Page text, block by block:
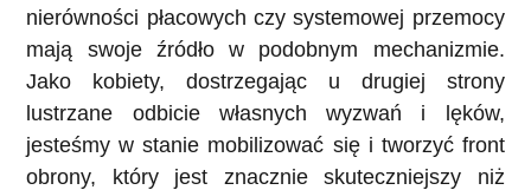
nierówności płacowych czy systemowej przemocy
mają swoje źródło w podobnym mechanizmie.
Jako kobiety, dostrzegając u drugiej strony
lustrzane odbicie własnych wyzwań i lęków,
jesteśmy w stanie mobilizować się i tworzyć front
obrony, który jest znacznie skuteczniejszy niż